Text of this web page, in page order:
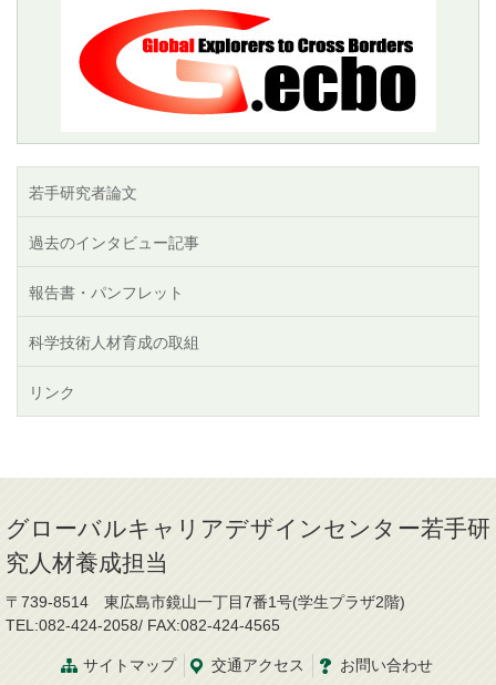
若手研究者論文
過去のインタビュー記事
報告書・パンフレット
科学技術人材育成の取組
リンク
グローバルキャリアデザインセンター若手研
究人材養成担当
〒739-8514 東広島市鏡山一丁目7番1号(学生プラザ2階)
TEL:082-424-2058/ FAX:082-424-4565
サイトマップ 交通アクセス お問い合わせ